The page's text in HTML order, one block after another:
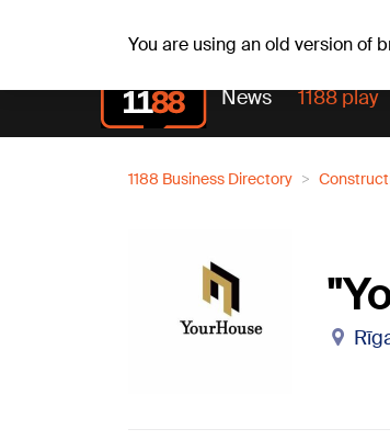
You are using an old version of
News 1188 play
1188 Business Directory